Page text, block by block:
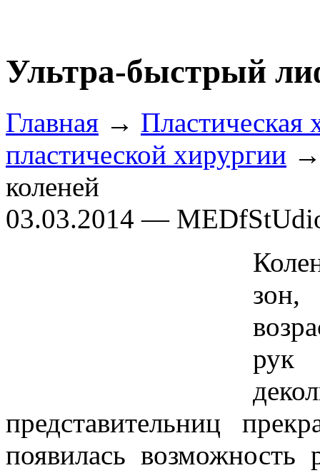
Ультра-быстрый
Главная → Пластическая
пластической хирургии →
коленей
03.03.2014 —
зон,
рук
представительниц
появилась